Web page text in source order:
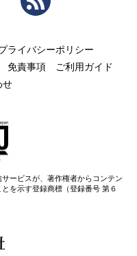
ライバシーポリシー
免責事項
ご利用ガイド
せ
ービスが、著作権者からコンテン
を示す登録商標（登録番号 第６